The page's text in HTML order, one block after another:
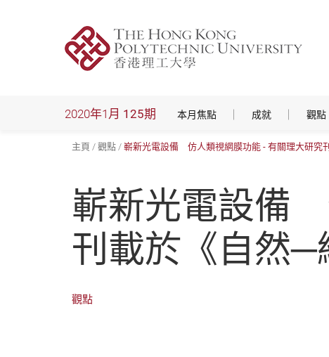
2020年1月 125期 本月焦點 成就 觀點
主頁 觀點 嶄新光電設備 仿人類視網膜功能 - 有關理大研究
嶄新光電設備
刊載於《自然─
觀點